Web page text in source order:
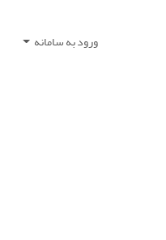
ورود به سامانه